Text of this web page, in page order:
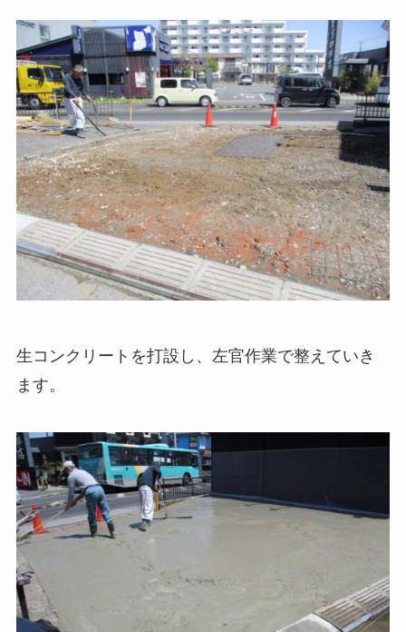
生コンクリートを打設し、左官作業で整えていき
ます。